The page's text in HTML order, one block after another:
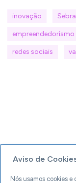
inovação
empreendedorismo
redes sociais
Aviso de
Nós usamos cookies